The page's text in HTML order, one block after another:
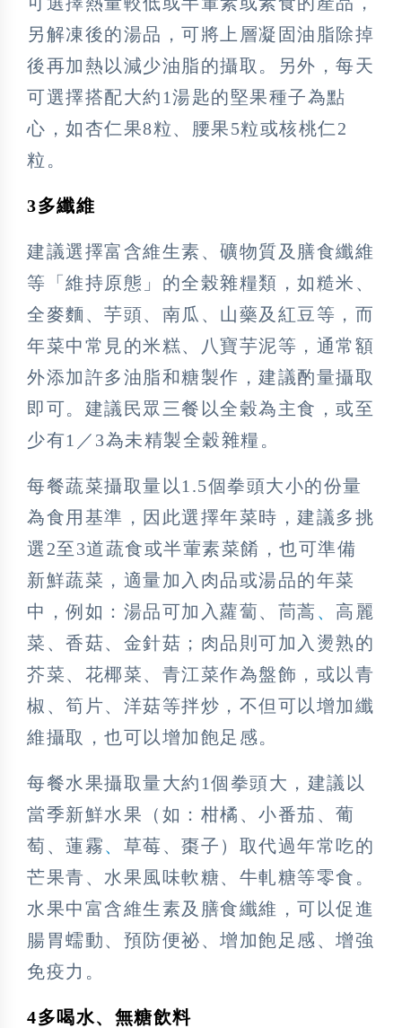
另解凍後的湯品，可將上層凝固油脂除掉
後再加熱以減少油脂的攝取。另外，每天
可選擇搭配大約1湯匙的堅果種子為點
心，如杏仁果8粒、腰果5粒或核桃仁2
粒。
3多纖維
建議選擇富含維生素、礦物質及膳食纖維
等「維持原態」的全榖雜糧類，如糙米、
全麥麵、芋頭、南瓜、山藥及紅豆等，而
年菜中常見的米糕、八寶芋泥等，通常額
外添加許多油脂和糖製作，建議酌量攝取
即可。建議民眾三餐以全穀為主食，或至
少有1／3為未精製全穀雜糧。
每餐蔬菜攝取量以1.5個拳頭大小的份量
為食用基準，因此選擇年菜時，建議多挑
選2至3道蔬食或半葷素菜餚，也可準備
新鮮蔬菜，適量加入肉品或湯品的年菜
中，例如：湯品可加入蘿蔔、茼蒿 、 高麗
菜、香菇、金針菇；肉品則可加入燙熟的
芥菜、花椰菜、青江菜作為盤飾，或以青
椒、筍片、洋菇等拌炒，不但可以增加纖
維攝取，也可以增加飽足感。
每餐水果攝取量大約1個拳頭大，建議以
當季新鮮水果（如：柑橘、小番茄、葡
萄、蓮霧、 草莓、棗子）取代過年常吃的
芒果青、水果風味軟糖、牛軋糖等零食。
水果中富含維生素及膳食纖維，可以促進
腸胃蠕動、預防便祕、增加飽足感、增強
免疫力。
4多喝水、無糖飲料